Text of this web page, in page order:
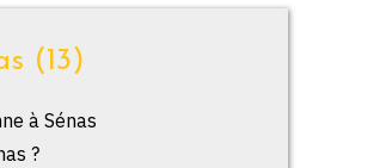
(13)
à Sénas
?